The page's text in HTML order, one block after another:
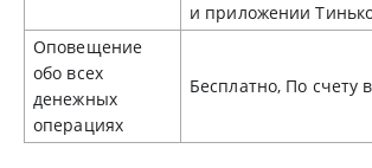
и приложении
Оповещение
обо всех
денежных
операциях
Бесплатно, По счету